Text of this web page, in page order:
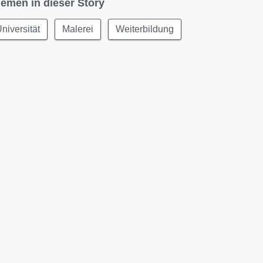
in dieser Story
Malerei Weiterbildung